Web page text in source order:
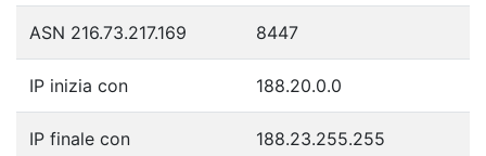
ASN 216.73.217.169 8447
IP inizia con 188.20.0.0
IP finale con 188.23.255.255